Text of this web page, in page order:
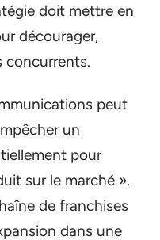
doit mettre en
décourager,
concurrents.
peut
un
pour
sur le marché ».
de franchises
dans une